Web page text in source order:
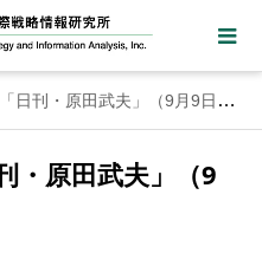
刊・原田武夫」（9月9日号）
・原田武夫」（9